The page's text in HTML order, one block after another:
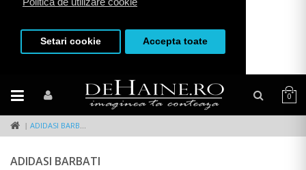
Setari cookie Accepta toate
0
ADIDASI BARBATI
ADIDASI BARBATI